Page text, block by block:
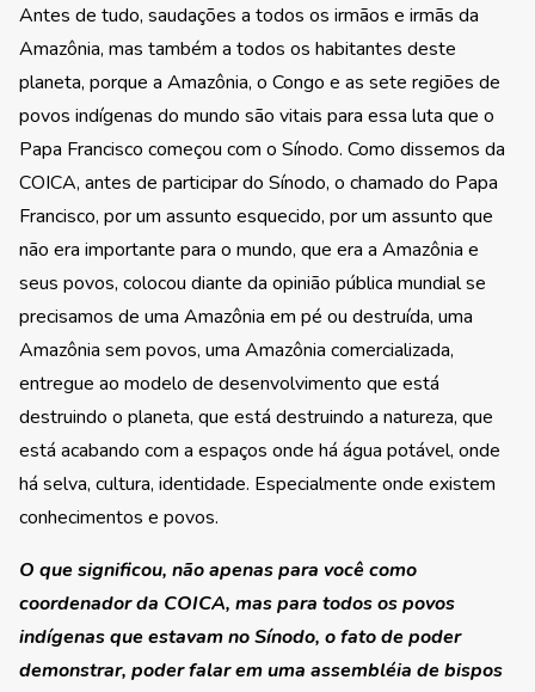
Antes de tudo, saudações a todos os irmãos e irmãs da
Amazônia, mas também a todos os habitantes deste
planeta, porque a Amazônia, o Congo e as sete regiões de
povos indígenas do mundo são vitais para essa luta que o
Papa Francisco começou com o Sínodo. Como dissemos da
COICA, antes de participar do Sínodo, o chamado do Papa
Francisco, por um assunto esquecido, por um assunto que
não era importante para o mundo, que era a Amazônia e
seus povos, colocou diante da opinião pública mundial se
precisamos de uma Amazônia em pé ou destruída, uma
Amazônia sem povos, uma Amazônia comercializada,
entregue ao modelo de desenvolvimento que está
destruindo o planeta, que está destruindo a natureza, que
está acabando com a espaços onde há água potável, onde
há selva, cultura, identidade. Especialmente onde existem
conhecimentos e povos.
O que significou, não apenas para você como
coordenador da COICA, mas para todos os povos
indígenas que estavam no Sínodo, o fato de poder
demonstrar, poder falar em uma assembléia de bispos